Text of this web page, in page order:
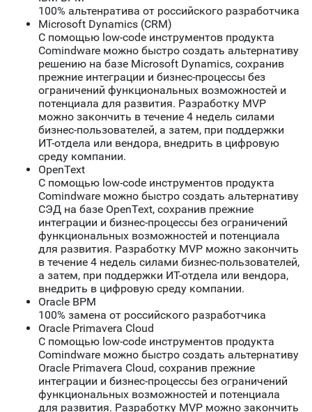
100% альтенратива от российского разработчика
Microsoft Dynamics (CRM)
С помощью low-code инструментов продукта
Comindware можно быстро создать альтернативу
решению на базе Microsoft Dynamics, сохранив
прежние интеграции и бизнес-процессы без
ограничений функциональных возможностей и
потенциала для развития. Разработку MVP
можно закончить в течение 4 недель силами
бизнес-пользователей, а затем, при поддержки
ИТ-отдела или вендора, внедрить в цифровую
среду компании.
OpenText
С помощью low-code инструментов продукта
Comindware можно быстро создать альтернативу
СЭД на базе OpenText, сохранив прежние
интеграции и бизнес-процессы без ограничений
функциональных возможностей и потенциала
для развития. Разработку MVP можно закончить
в течение 4 недель силами бизнес-пользователей,
а затем, при поддержки ИТ-отдела или вендора,
внедрить в цифровую среду компании.
Oracle BPM
100% замена от российского разработчика
Oracle Primavera Cloud
С помощью low-code инструментов продукта
Comindware можно быстро создать альтернативу
Oracle Primavera Cloud, сохранив прежние
интеграции и бизнес-процессы без ограничений
функциональных возможностей и потенциала
для развития. Разработку MVP можно закончить